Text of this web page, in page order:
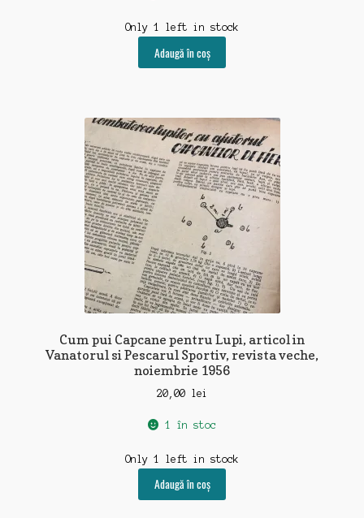
Only 1 left in stock
Adaugă în coș
Cum pui Capcane pentru Lupi, articol in
Vanatorul si Pescarul Sportiv, revista veche,
noiembrie 1956
20,00 lei
1 în stoc
Only 1 left in stock
Adaugă în coș